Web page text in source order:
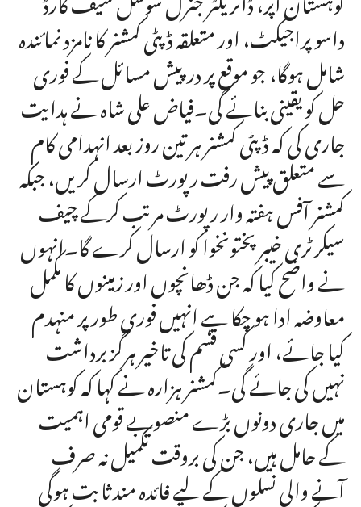
داسو پراجیکٹ، اور متعلقہ ڈپٹی کمشنر کا نامزد نمائندہ
شامل ہوگا، جو موقع پر درپیش مسائل کے فوری
حل کو یقینی بنائے گی۔فیاض علی شاہ نے ہدایت
جاری کی کہ ڈپٹی کمشنر ہر تین روز بعد انہدامی کام
سے متعلق پیش رفت رپورٹ ارسال کریں، جبکہ
کمشنر آفس ہفتہ وار رپورٹ مرتب کرکے چیف
سیکرٹری خیبرپختونخوا کو ارسال کرے گا۔انہوں
نے واضح کیا کہ جن ڈھانچوں اور زمینوں کا مکمل
معاوضہ ادا ہو چکا ہے انہیں فوری طور پر منہدم
کیا جائے، اور کسی قسم کی تاخیر ہرگز برداشت
نہیں کی جائے گی۔کمشنر ہزارہ نے کہا کہ کوہستان
میں جاری دونوں بڑے منصوبے قومی اہمیت
کے حامل ہیں، جن کی بروقت تکمیل نہ صرف
آنے والی نسلوں کے لیے فائدہ مند ثابت ہوگی